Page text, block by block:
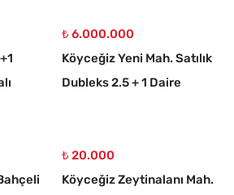
₺ 6.000.000
Köyceğiz Yeni Mah. Satılık
Dubleks 2.5 + 1 Daire
₺ 20.000
Köyceğiz Zeytinalanı Mah.